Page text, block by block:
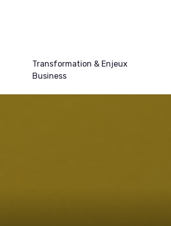
Transformation & Enjeux
Business